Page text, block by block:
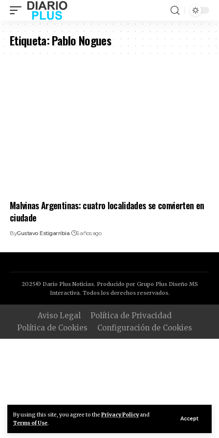
By using this site, you agree to the Privacy Policyand
Terms of Use.
Accept
Etiqueta:Pablo Nogues
Malvinas Argentinas: cuatro localidades se convierten en
ciudade
ByGustavo Estigarribia 6 años ago
2025© Dario Plus Noticias. Producido por Grupo Plus Diseño MS
Interactiva. Todos los derechos reservados.
Aviso Legal
Política de Privacidad
Política de Cookies
Configuración de Cookies